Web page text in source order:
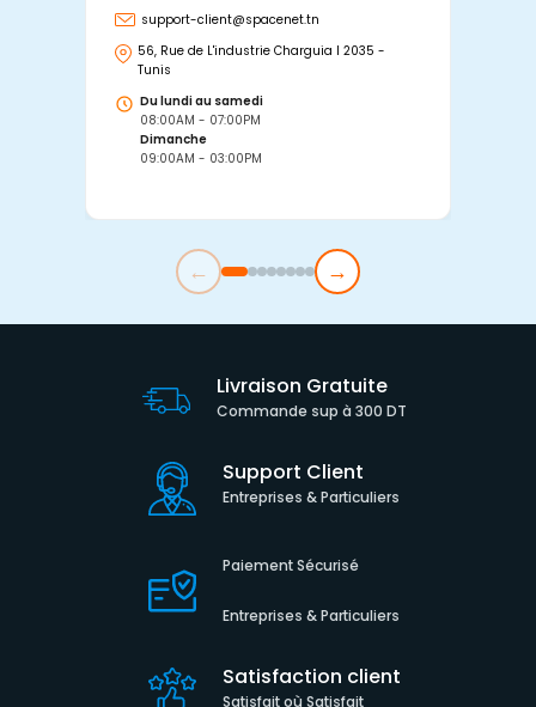
support-client@spacenet.tn
56, Rue de L'industrie Charguia I 2035 -
Tunis
Du lundi au samedi
08:00AM - 07:00PM
Dimanche
09:00AM - 03:00PM
← →
Livraison Gratuite
Commande sup à 300 DT
Support Client
Entreprises & Particuliers
Paiement Sécurisé
Entreprises & Particuliers
Satisfaction client
Satisfait où Satisfait